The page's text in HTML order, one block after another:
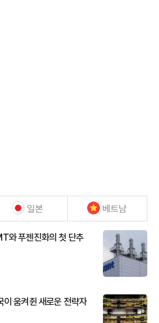
일본 베트남
와 푸젠진화의 첫 단추
움켜쥔 새로운 전략자